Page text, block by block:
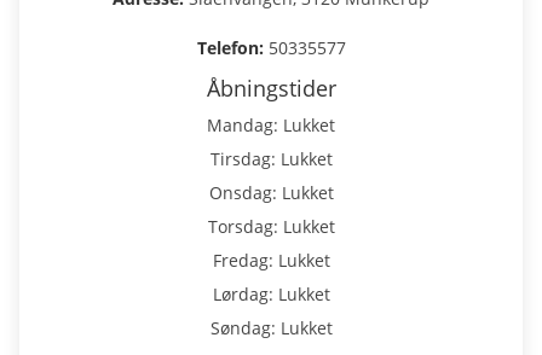
Telefon: 50335577
Åbningstider
Mandag: Lukket
Tirsdag: Lukket
Onsdag: Lukket
Torsdag: Lukket
Fredag: Lukket
Lørdag: Lukket
Søndag: Lukket